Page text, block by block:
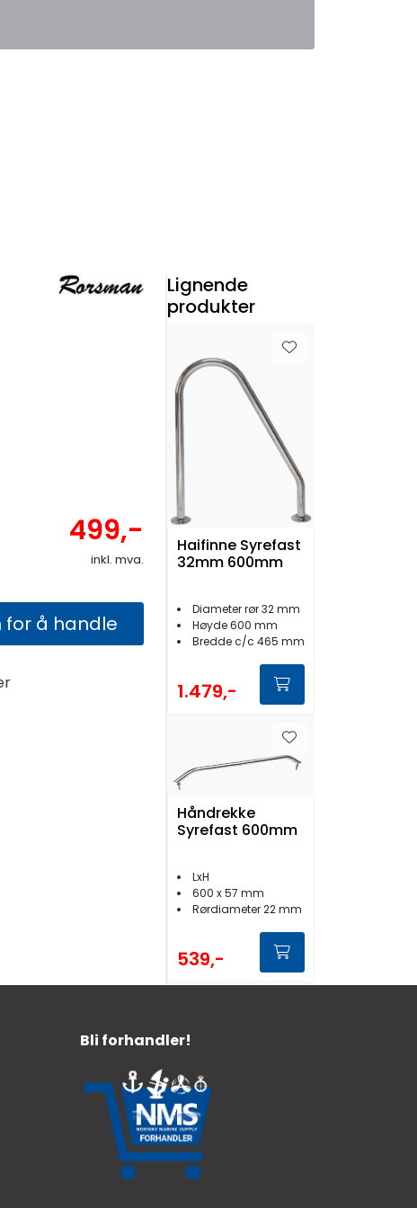
499,-
inkl. mva.
for å handle
Lignende
produkter
Haifinne Syrefast
32mm 600mm
Diameter rør 32 mm
Høyde 600 mm
Bredde c/c 465 mm
1.479,-
Håndrekke
Syrefast 600mm
LxH
600 x 57 mm
Rørdiameter 22 mm
539,-
Syrefast 300mm
Lengde 300 mm
Høyde 70 mm
For M8 bolter
Bli forhandler!